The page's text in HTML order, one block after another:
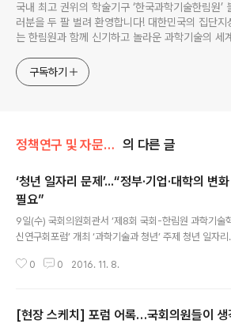
국내 최고 권위의 학술기구 ‘한국과학기술한림원’
러분을 두 팔 벌려 환영합니다! 대한민국의 집단지
는 한림원과 함께 신기하고 놀라운 과학기술의 세
구독하기
정책연구 및 자문/국회-한림원 혁신연구회 의 다른 글
‘청년 일자리 문제’․․․“정부·기업·대학의 변화
필요”
9일(수) 국회의원회관서 ‘제8회 국회-한림원 과학기술
신연구회포럼’ 개최 ‘과학기술과 청년’ 주제 청년 일자리
우리 한림원과 국회가 공동으로 설립한 국회-한림원 과학
회포럼’을 개최했다. 이번 포럼의 부제가 ‘청년 일자리의
0 0 2016. 11. 8.
[현장 스케치] 포럼 어록…국회의원들이 생